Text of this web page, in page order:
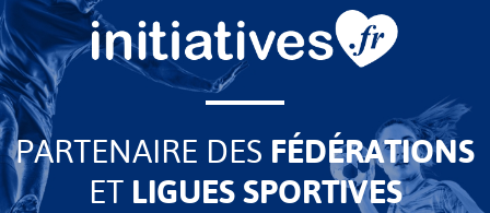
PARTENAIRE DES FÉDÉRATIONS
ET LIGUES SPORTIVES